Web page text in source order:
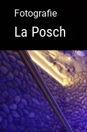
Fotografie
La Posch
Kuschelige
Luxuriöse